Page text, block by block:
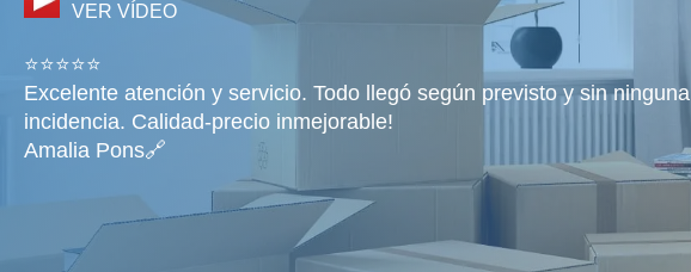
VER VÍDEO
⭐⭐⭐⭐⭐
Excelente atención y servicio. Todo llegó según previsto y sin ninguna
incidencia. Calidad-precio inmejorable!
Amalia Pons🔗